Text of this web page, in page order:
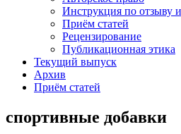
Инструкция по отзыву
Приём статей
Рецензирование
Публикационная этика
Текущий выпуск
Архив
Приём статей
спортивные добавки